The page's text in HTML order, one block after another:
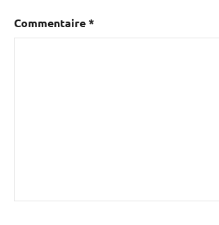
Commentaire*